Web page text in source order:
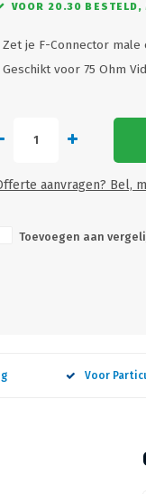
VOOR 20.30 BESTELD,
Zet je F-Connector male
Geschikt voor 75 Ohm
aanvragen? Bel,
Toevoegen aan
Voor